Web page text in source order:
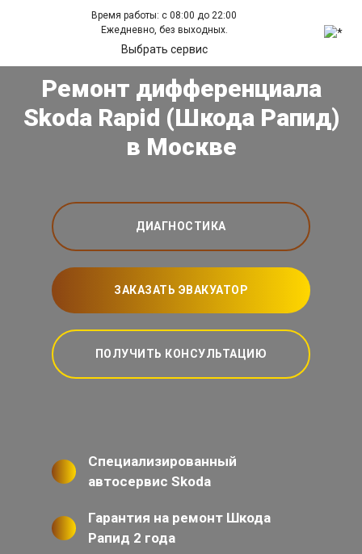
Время работы: с 08:00 до 22:00
Ежедневно, без выходных.
Выбрать сервис
Ремонт дифференциала
Skoda Rapid (Шкода Рапид)
в Москве
ДИАГНОСТИКА
ЗАКАЗАТЬ ЭВАКУАТОР
ПОЛУЧИТЬ КОНСУЛЬТАЦИЮ
Специализированный
автосервис Skoda
Гарантия на ремонт Шкода
Рапид 2 года